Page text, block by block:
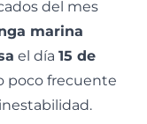
del mes
marina
el día 15 de
poco frecuente